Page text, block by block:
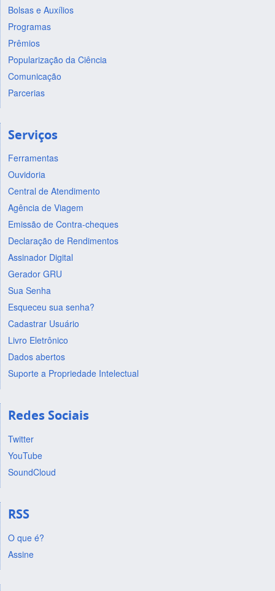
Bolsas e Auxílios
Programas
Prêmios
Popularização da Ciência
Comunicação
Parcerias
Serviços
Ferramentas
Ouvidoria
Central de Atendimento
Agência de Viagem
Emissão de Contra-cheques
Declaração de Rendimentos
Assinador Digital
Gerador GRU
Sua Senha
Esqueceu sua senha?
Cadastrar Usuário
Livro Eletrônico
Dados abertos
Suporte a Propriedade Intelectual
Redes Sociais
Twitter
YouTube
SoundCloud
RSS
O que é?
Assine